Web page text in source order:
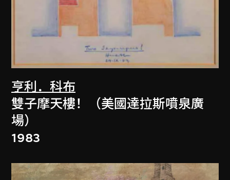
亨利．科布
雙子摩天樓！（美國達拉斯噴泉廣
場）
1983